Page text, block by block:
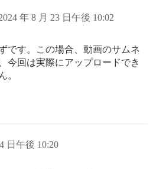
年 8 月 23 日午後 10:02
です。この場合、動画のサムネ
今回は実際にアップロードでき
。
日午後 10:20